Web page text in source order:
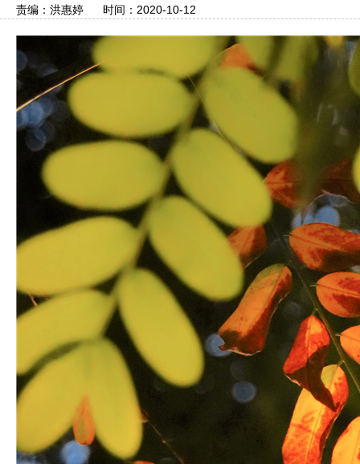
责编： 洪惠婷 时间： 2020-10-12